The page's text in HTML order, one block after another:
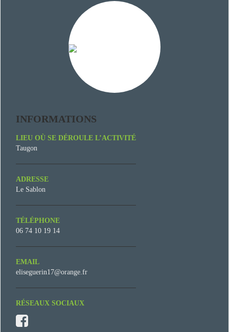
INFORMATIONS
LIEU OÙ SE DÉROULE L’ACTIVITÉ
Taugon
ADRESSE
Le Sablon
TÉLÉPHONE
06 74 10 19 14
EMAIL
eliseguerin17@orange.fr
RÉSEAUX SOCIAUX